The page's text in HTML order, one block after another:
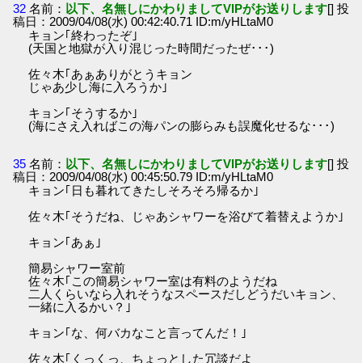
32 名前： 以下、名無しにかわりましてVIPがお送りします[] 投
稿日：2009/04/08(水) 00:42:40.71 ID:m/yHLtaM0
キョン｢終わったぞ｣
(天国と地獄が入り混じった時間だったぜ･･･)
佐々木｢あぁありがとうキョン
じゃあ少し海に入ろうか｣
キョン｢そうするか｣
(海にさえ入ればこの海パンの膨らみも誤魔化せるな･･･)
35 名前： 以下、名無しにかわりましてVIPがお送りします[] 投
稿日：2009/04/08(水) 00:45:50.79 ID:m/yHLtaM0
キョン｢日も暮れてきたしそろそろ帰るか｣
佐々木｢そうだね、じゃあシャワーを浴びて着替えようか｣
キョン｢あぁ｣
簡易シャワー室前
佐々木｢この簡易シャワー室は有料のようだね
二人くらいなら入れそうなスペースだしどうだいキョン、
一緒に入るかい？｣
キョン｢な、何バカなこと言ってんだ！｣
佐々木｢くっくっ、ちょっとした冗談だよ